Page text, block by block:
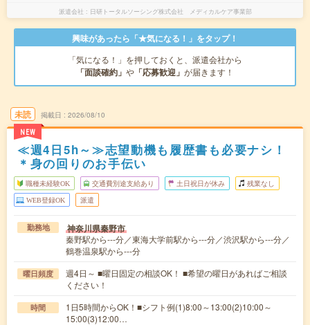
派遣会社 日研トータルソーシング株式会社 メディカルケア事業部
興味があったら「★気になる！」をタップ！
「気になる！」を押しておくと、派遣会社から
「面談確約」 や 「応募歓迎」 が届きます！
未読
NEW
掲載日 2026/08/10
≪週4日5h～≫志望動機も履歴書も必要ナシ！
＊身の回りのお手伝い
職種未経験OK 交通費別途支給あり 土日祝日が休み 残業なし
WEB登録OK 派遣
勤務地 神奈川県秦野市
秦野駅から---分／東海大学前駅から---分／渋沢駅から---分／
鶴巻温泉駅から---分
曜日頻度
週4日～ ■曜日固定の相談OK！ ■希望の曜日があればご相談
ください！
時間
1日5時間からOK！■シフト例(1)8:00～13:00(2)10:00～
15:00(3)12:00…